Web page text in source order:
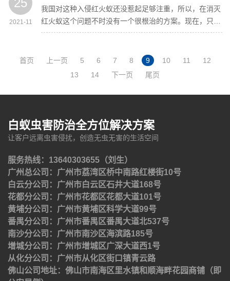
25
2021-11
我国对这种入侵红火蚁还没惹起足够注重，所以，在消灭
红火蚁这个问题不时没有一个很根治的方案。现在，只需
白云红火蚁消杀站在做这方面的服务，但也只能是局部控
首页
上一页 5 6 7 8 9 10 11
12
13
14 下一页 尾页
白蚁虫害防治全方位解决方案
让客户远离虫害侵扰，创造无虫无害的生活空间
服务热线：13640303655（刘生）
广州总公司：广州市荔湾区桥中南路红楼街10号
白云分公司：广州市白云区石井大道168号
花都分公司：广州市花都区花都大道101号
黄埔分公司：广州市黄埔区科学大道99号
番禺分公司：广州市番禺区番禺大道北537号
南沙分公司：广州市南沙区海滨路185号
增城分公司：广州市增城区广深大道西1号
从化分公司：广州市从化区街口镇青云路
佛山公司地址：佛山市南海区里水镇和顺海畔花园商铺（即